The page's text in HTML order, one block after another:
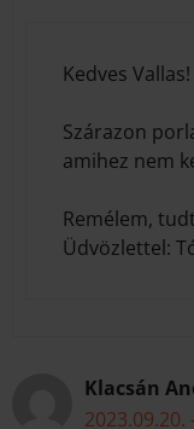
Kedves Vallas!
Szárazon
amihez nem
Remélem,
Üdvözlettel:
Klacsán
2023.09.20.